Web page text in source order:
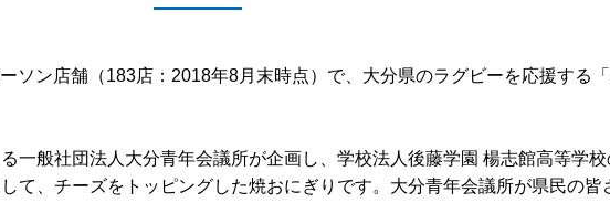
ソン店舗（183店：2018年8月末時点）で、大分県のラグビーを応援する
一般社団法人大分青年会議所が企画し、学校法人後藤学園 楊志館高等学
て、チーズをトッピングした焼おにぎりです。大分青年会議所が県民の皆